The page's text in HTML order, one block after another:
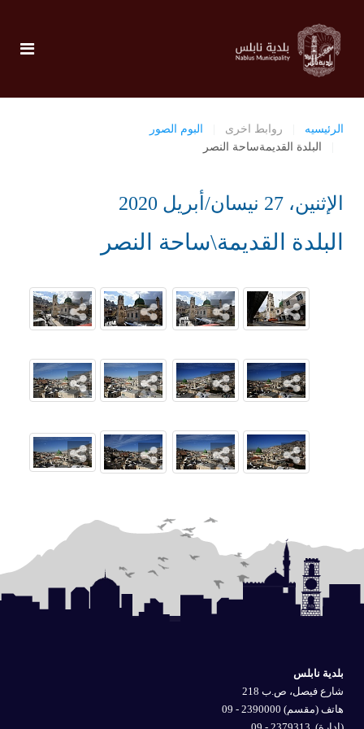
الرئيسيه روابط اخرى
البوم الصور
البلدة القديمةساحة النصر
الإثنين، 27 نيسان/أبريل 2020
البلدة القديمة\ساحة النصر
بلدية نابلس
شارع فيصل، ص.ب 218
هاتف (مقسم) 2390000 - 09